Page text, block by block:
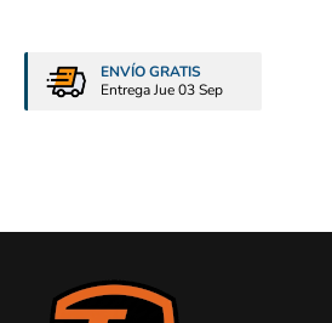
ENVÍO GRATIS
Entrega Jue 03 Sep